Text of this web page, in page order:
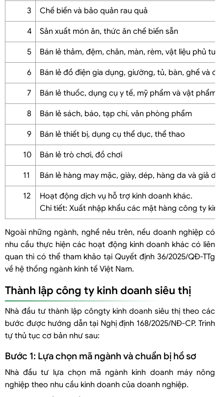
3 Chế biến và bảo quản rau quả
4 Sản xuất món ăn, thức ăn chế biến sẵn
5 Bán lẻ thảm, đệm, chăn, màn, rèm, vật liệu phủ
6 Bán lẻ đồ điện gia dụng, giường, tủ, bàn, ghế và
7 Bán lẻ thuốc, dụng cụ y tế, mỹ phẩm và vật
8 Bán lẻ sách, báo, tạp chí, văn phòng phẩm
9 Bán lẻ thiết bị, dụng cụ thể dục, thể thao
10 Bán lẻ trò chơi, đồ chơi
11 Bán lẻ hàng may mặc, giày, dép, hàng da và giả da
12
Hoạt động dịch vụ hỗ trợ kinh doanh khác.
Chi tiết: Xuất nhập khẩu các mặt hàng công ty
Ngoài những ngành, nghề nêu trên, nếu doanh nghiệp có
nhu cầu thực hiện các hoạt động kinh doanh khác có liên
quan thì có thể tham khảo tại Quyết định 36/2025/QĐ-TTg
về hệ thống ngành kinh tế Việt Nam.
Thành lập công ty kinh doanh siêu thị
Nhà đầu tư thành lập côngty kinh doanh siêu thị theo các
bước được hướng dẫn tại Nghị định 168/2025/NĐ-CP. Trình
tự thủ tục cơ bản như sau:
Bước 1: Lựa chọn mã ngành và chuẩn bị hồ sơ
Nhà đầu tư lựa chọn mã ngành kinh doanh máy nông
nghiệp theo nhu cầu kinh doanh của doanh nghiệp.